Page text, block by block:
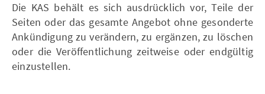
Die KAS behält es sich ausdrücklich vor, Teile der
Seiten oder das gesamte Angebot ohne gesonderte
Ankündigung zu verändern, zu ergänzen, zu löschen
oder die Veröffentlichung zeitweise oder endgültig
einzustellen.